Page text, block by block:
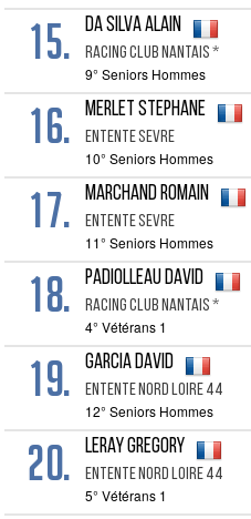
15. DA SILVA Alain
Racing Club Nantais *
9° Seniors Hommes
16. MERLET Stephane
Entente Sevre
10° Seniors Hommes
17. MARCHAND Romain
Entente Sevre
11° Seniors Hommes
18. PADIOLLEAU David
Racing Club Nantais *
4° Vétérans 1
19. GARCIA David
Entente Nord Loire 44
12° Seniors Hommes
20. LERAY Gregory
Entente Nord Loire 44
5° Vétérans 1